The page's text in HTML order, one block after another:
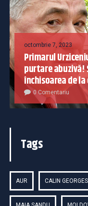
octombrie 7, 2023
Primarul
purtare abuzivă!
închisoarea de
0 Comentariu
Tags
AUR CALIN